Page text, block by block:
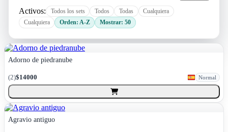
Activos: Todos los sets Todos Todas
Cualquiera
Cualquiera
Orden: A-Z Mostrar: 50
Adorno de piedranube
(2)$14000 Normal
Agravio antiguo